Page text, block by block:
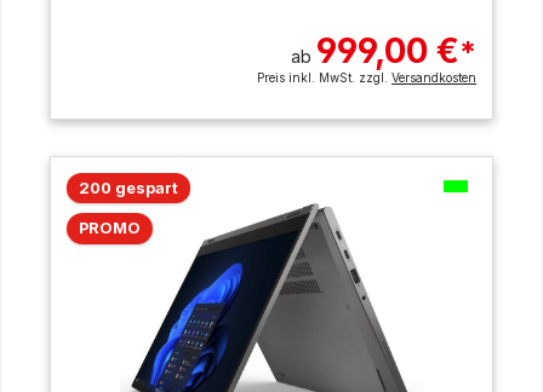
ab 999,00 €*
Preis inkl. MwSt. zzgl.Versandkosten
200 gespart
PROMO